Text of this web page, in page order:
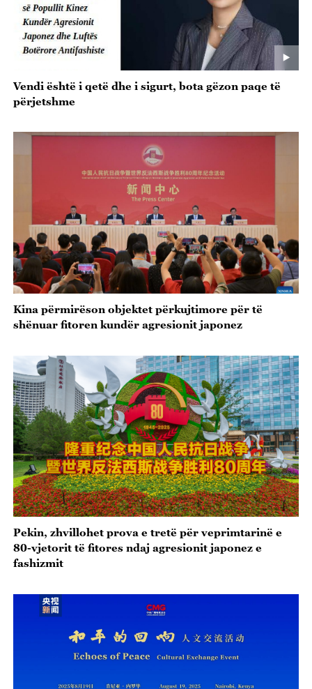
Vendi është i qetë dhe i sigurt, bota gëzon paqe të
përjetshme
Kina përmirëson objektet përkujtimore për të
shënuar fitoren kundër agresionit japonez
Pekin, zhvillohet prova e tretë për veprimtarinë e
80-vjetorit të fitores ndaj agresionit japonez e
fashizmit